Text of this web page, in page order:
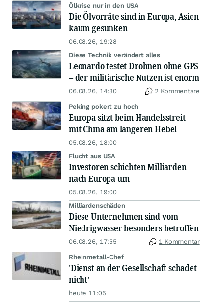
Ölkrise nur in den USA
Die Ölvorräte sind in Europa, Asien
kaum gesunken
06.08.26, 19:28
Diese Technik verändert alles
Leonardo testet Drohnen ohne GPS
– der militärische Nutzen ist enorm
06.08.26, 14:30 2 Kommentare
Peking pokert zu hoch
Europa sitzt beim Handelsstreit
mit China am längeren Hebel
05.08.26, 18:00
Flucht aus USA
Investoren schichten Milliarden
nach Europa um
05.08.26, 19:00
Milliardenschäden
Diese Unternehmen sind vom
Niedrigwasser besonders betroffen
06.08.26, 17:55 1 Kommentar
Rheinmetall-Chef
'Dienst an der Gesellschaft schadet
nicht'
heute 11:05